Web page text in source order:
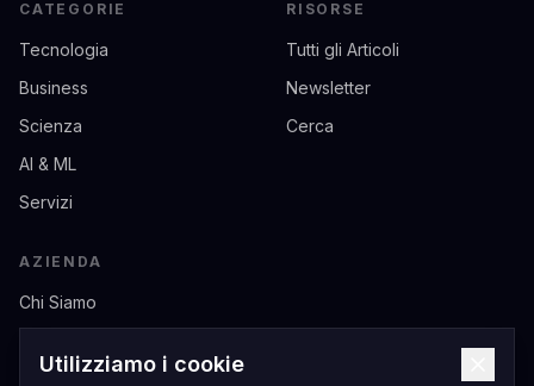
CATEGORIE
Tecnologia
Business
Scienza
AI & ML
Servizi
RISORSE
Tutti gli Articoli
Newsletter
Cerca
AZIENDA
Chi Siamo
Privacy
Utilizziamo i cookie